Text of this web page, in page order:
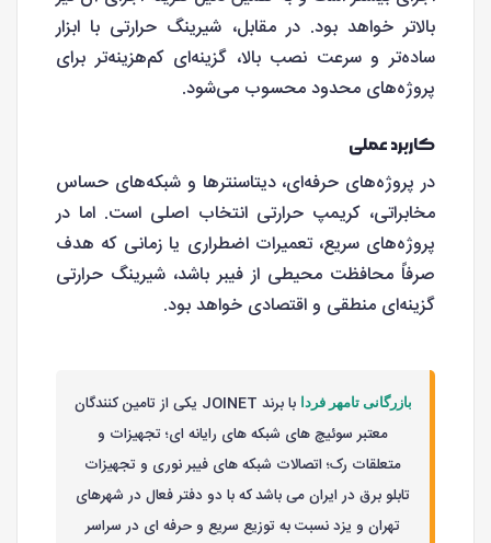
بالاتر خواهد بود. در مقابل، شیرینگ حرارتی با ابزار
ساده‌تر و سرعت نصب بالا، گزینه‌ای کم‌هزینه‌تر برای
پروژه‌های محدود محسوب می‌شود.
کاربرد عملی
در پروژه‌های حرفه‌ای، دیتاسنترها و شبکه‌های حساس
مخابراتی، کریمپ حرارتی انتخاب اصلی است. اما در
پروژه‌های سریع، تعمیرات اضطراری یا زمانی که هدف
صرفاً محافظت محیطی از فیبر باشد، شیرینگ حرارتی
گزینه‌ای منطقی و اقتصادی خواهد بود.
بازرگانی تامهر فردا
با برند JOINET یکی از تامین کنندگان
معتبر سوئیچ های شبکه های رایانه ای؛ تجهیزات و
متعلقات رک؛ اتصالات شبکه های فیبر نوری و تجهیزات
تابلو برق در ایران می باشد که با دو دفتر فعال در شهرهای
تهران و یزد نسبت به توزیع سریع و حرفه ای در سراسر